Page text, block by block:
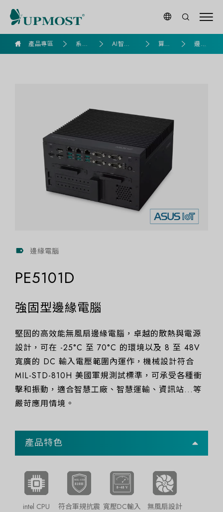
goldennet
產品專區 系列 AI智慧
應用專
區
算力 邊緣
電腦
邊緣電腦
PE5101D
強固型邊緣電腦
堅固的高效能無風扇邊緣電腦，卓越的散熱與電源
設計，可在 -25°C 至 70°C 的環境以及 8 至 48V
寬廣的 DC 輸入電壓範圍內運作，機械設計符合
MIL-STD-810H 美國軍規測試標準，可承受各種衝
擊和振動，適合智慧工廠、智慧運輸、資訊站...等
嚴苛應用情境。
產品特色
intel CPU 符合軍規抗震 寬壓DC輸入 無風扇設計